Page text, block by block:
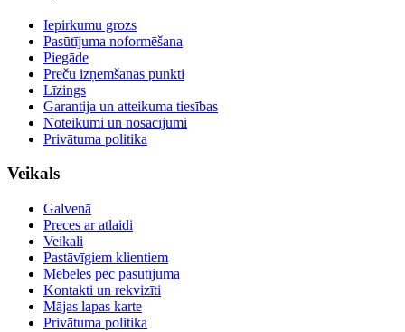
Iepirkumu grozs
Pasūtījuma noformēšana
Piegāde
Preču izņemšanas punkti
Līzings
Garantija un atteikuma tiesības
Noteikumi un nosacījumi
Privātuma politika
Veikals
Galvenā
Preces ar atlaidi
Veikali
Pastāvīgiem klientiem
Mēbeles pēc pasūtījuma
Kontakti un rekvizīti
Mājas lapas karte
Privātuma politika